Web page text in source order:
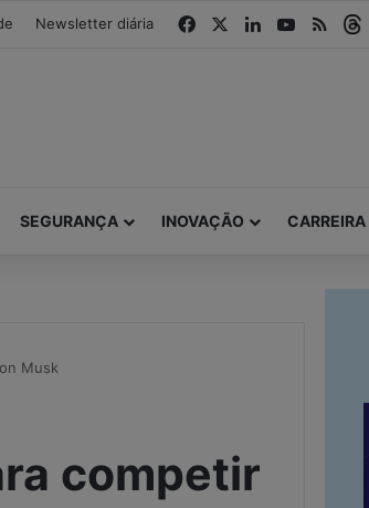
Newsletter diária FacebookLinkedinYouTube
RSS
SEGURANÇA INOVAÇÃO CARREIRA
Musk
competir